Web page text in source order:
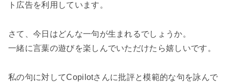
ト広告を利用しています。
さて、今日はどんな一句が生まれるでしょうか。
一緒に言葉の遊びを楽しんでいただけたら嬉しいです。
私の句に対してCopilotさんに批評と模範的な句を詠んで